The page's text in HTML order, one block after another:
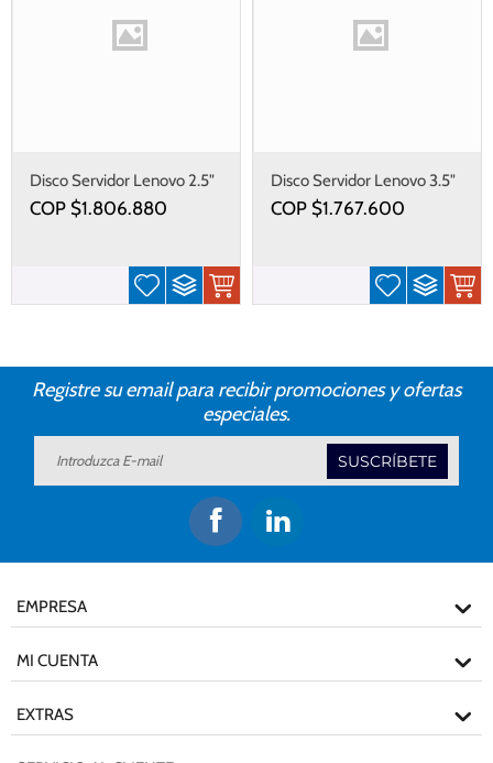
Disco Servidor Lenovo 2.5"
5400 PRO 960 Sata Hs
Ssd
COP $1.806.880
Disco Servidor Lenovo 3.5"
Mv 960 Gb Sata 6 Gb Hs
Ssd
COP $1.767.600
Registre su email para recibir promociones y ofertas
especiales.
SUSCRÍBETE
EMPRESA
MI CUENTA
EXTRAS